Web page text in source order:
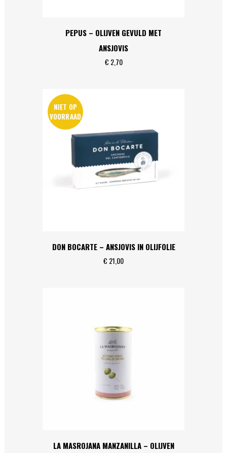
PEPUS – OLIJVEN GEVULD MET
ANSJOVIS
€ 2,70
NIET OP
VOORRAAD
DON BOCARTE – ANSJOVIS IN OLIJFOLIE
€ 21,00
LA MASROJANA MANZANILLA – OLIJVEN